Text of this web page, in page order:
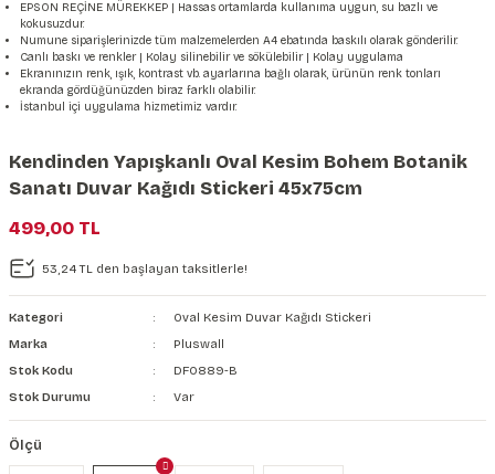
Şehir & Ülke Duvar Kağıdı
Çiçek Duvar Kağıdı Hayvan Duvar Kağıdı
Kağıdı
Orman Duvar Kağıdı
Geometrik Duvar Kağıdı
Sağlık Duvar Kağıdı
Taş Desenli Duvar Kağıdı
Taş Desenli Duvar Kağıdı
Ahşap Desenli Duvar Kağıdı
Duvar Kanvası
Seti
EPSON REÇİNE MÜREKKEP | Hassas ortamlarda kullanıma uygun, su bazlı ve
kokusuzdur.
Numune siparişlerinizde tüm malzemelerden A4 ebatında baskılı olarak gönderilir.
Canlı baskı ve renkler | Kolay silinebilir ve sökülebilir | Kolay uygulama
Ekranınızın renk, ışık, kontrast vb. ayarlarına bağlı olarak, ürünün renk tonları
ekranda gördüğünüzden biraz farklı olabilir.
İstanbul içi uygulama hizmetimiz vardır.
Kendinden Yapışkanlı Oval Kesim Bohem Botanik
Sanatı Duvar Kağıdı Stickeri 45x75cm
499,00 TL
53,24 TL den başlayan taksitlerle!
Kategori
Oval Kesim Duvar Kağıdı Stickeri
Marka
Pluswall
Stok Kodu
DF0889-B
Stok Durumu
Var
Ölçü